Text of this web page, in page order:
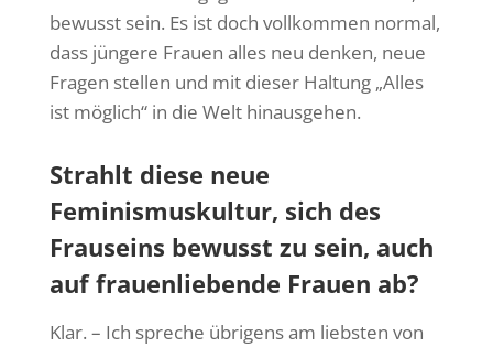
bewusst sein. Es ist doch vollkommen normal,
dass jüngere Frauen alles neu denken, neue
Fragen stellen und mit dieser Haltung „Alles
ist möglich“ in die Welt hinausgehen.
Strahlt diese neue
Feminismuskultur, sich des
Frauseins bewusst zu sein, auch
auf frauenliebende Frauen ab?
Klar. – Ich spreche übrigens am liebsten von